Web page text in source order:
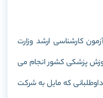
کارشناسی ارشد وزارت
پزشکی کشور انجام می
که مایل به شرکت